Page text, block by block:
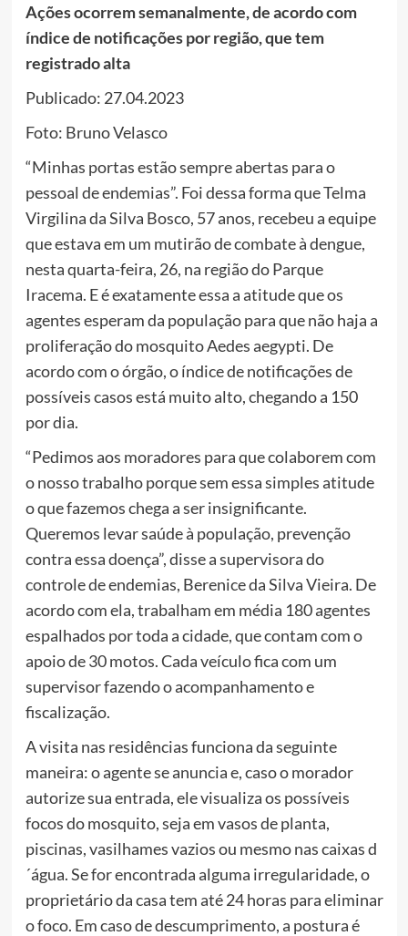
Ações ocorrem semanalmente, de acordo com
índice de notificações por região, que tem
registrado alta
Publicado: 27.04.2023
Foto: Bruno Velasco
“Minhas portas estão sempre abertas para o
pessoal de endemias”. Foi dessa forma que Telma
Virgilina da Silva Bosco, 57 anos, recebeu a equipe
que estava em um mutirão de combate à dengue,
nesta quarta-feira, 26, na região do Parque
Iracema. E é exatamente essa a atitude que os
agentes esperam da população para que não haja a
proliferação do mosquito Aedes aegypti. De
acordo com o órgão, o índice de notificações de
possíveis casos está muito alto, chegando a 150
por dia.
“Pedimos aos moradores para que colaborem com
o nosso trabalho porque sem essa simples atitude
o que fazemos chega a ser insignificante.
Queremos levar saúde à população, prevenção
contra essa doença”, disse a supervisora do
controle de endemias, Berenice da Silva Vieira. De
acordo com ela, trabalham em média 180 agentes
espalhados por toda a cidade, que contam com o
apoio de 30 motos. Cada veículo fica com um
supervisor fazendo o acompanhamento e
fiscalização.
A visita nas residências funciona da seguinte
maneira: o agente se anuncia e, caso o morador
autorize sua entrada, ele visualiza os possíveis
focos do mosquito, seja em vasos de planta,
piscinas, vasilhames vazios ou mesmo nas caixas d
´água. Se for encontrada alguma irregularidade, o
proprietário da casa tem até 24 horas para eliminar
o foco. Em caso de descumprimento, a postura é